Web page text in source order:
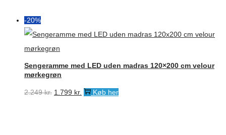
-20%
Sengeramme med LED uden madras 120×200 cm velour
mørkegrøn
2.249kr. Den
1.799 kr. DenKøb her